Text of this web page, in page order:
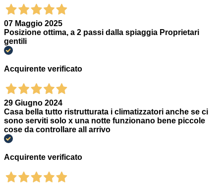
07 Maggio 2025
Posizione ottima, a 2 passi dalla spiaggia Proprietari
gentili
Acquirente verificato
29 Giugno 2024
Casa bella tutto ristrutturata i climatizzatori anche se ci
sono serviti solo x una notte funzionano bene piccole
cose da controllare all arrivo
Acquirente verificato